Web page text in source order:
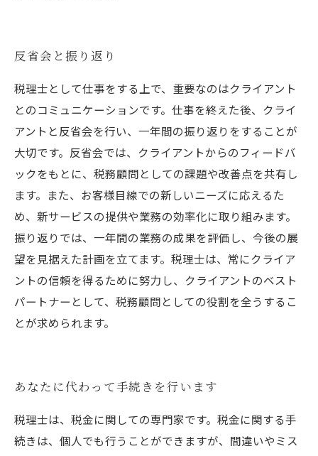
反省会と振り返り
税理士として仕事をする上で、重要なのはクライアント
とのコミュニケーションです。仕事を終えた後、クライ
アントと反省会を行い、一年間の振り返りをすることが
大切です。反省会では、クライアントからのフィードバ
ックをもとに、税務顧問としての課題や改善点を共有し
ます。また、お客様目線での新しいニーズに応えるた
め、新サービスの提供や業務の効率化に取り組みます。
振り返りでは、一年間の業務の成果を評価し、今後の展
望を見据えた計画を立てます。税理士は、常にクライア
ントの信頼を得るために努力し、クライアントのベスト
パートナーとして、税務顧問としての役割を全うするこ
とが求められます。
あなたに代わって手続きを行います
税理士は、税金に関しての専門家です。税金に関する手
続きは、個人でも行うことができますが、間違いやミス